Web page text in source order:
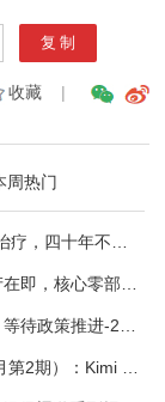
收藏|
周热门